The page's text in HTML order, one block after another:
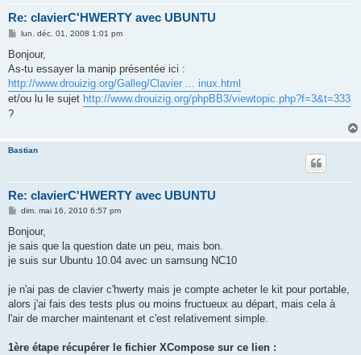
Re: clavierC'HWERTY avec UBUNTU
M
s
a
g
e
lun. déc. 01, 2008 1:01 pm
Bonjour,
As-tu essayer la manip présentée ici :
http://www.drouizig.org/Galleg/Clavier ... inux.html
et/ou lu le sujet http://www.drouizig.org/phpBB3/viewtopic.php?f=3&t=333
?
Bastian
Re: clavierC'HWERTY avec UBUNTU
M
s
a
g
dim. mai 16, 2010 6:57 pm
Bonjour,
je sais que la question date un peu, mais bon.
je suis sur Ubuntu 10.04 avec un samsung NC10
je n'ai pas de clavier c'hwerty mais je compte acheter le kit pour portable,
alors j'ai fais des tests plus ou moins fructueux au départ, mais cela à
l'air de marcher maintenant et c'est relativement simple.
1ère étape récupérer le fichier XCompose sur ce lien :